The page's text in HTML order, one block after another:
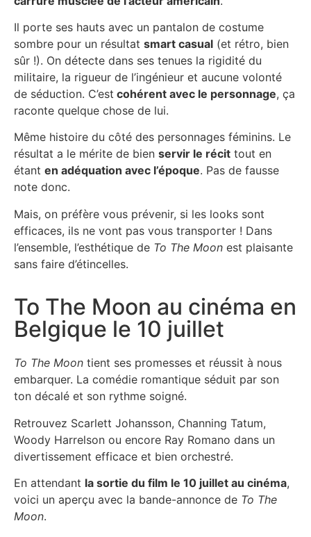
Il porte ses hauts avec un pantalon de costume
sombre pour un résultat smart casual (et rétro, bien
sûr !). On détecte dans ses tenues la rigidité du
militaire, la rigueur de l’ingénieur et aucune volonté
de séduction. C’est cohérent avec le personnage, ça
raconte quelque chose de lui.
Même histoire du côté des personnages féminins. Le
résultat a le mérite de bien servir le récit tout en
étant en adéquation avec l’époque. Pas de fausse
note donc.
Mais, on préfère vous prévenir, si les looks sont
efficaces, ils ne vont pas vous transporter ! Dans
l’ensemble, l’esthétique de To The Moon est plaisante
sans faire d’étincelles.
To The Moon au cinéma en
Belgique le 10 juillet
To The Moon tient ses promesses et réussit à nous
embarquer. La comédie romantique séduit par son
ton décalé et son rythme soigné.
Retrouvez Scarlett Johansson, Channing Tatum,
Woody Harrelson ou encore Ray Romano dans un
divertissement efficace et bien orchestré.
En attendant la sortie du film le 10 juillet au cinéma,
voici un aperçu avec la bande-annonce de To The
Moon.